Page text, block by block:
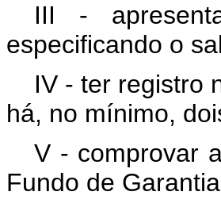
III -
especificando o
IV - ter registro
há, no mínimo,
V - comprovar
Fundo de